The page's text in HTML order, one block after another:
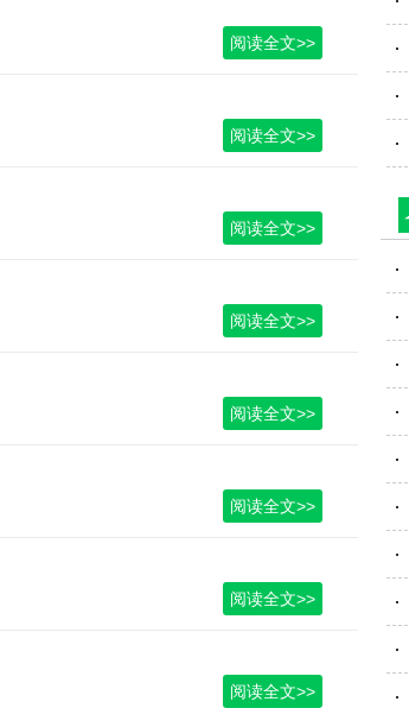
阅读全文>>
阅读全文>>
阅读全文>>
阅读全文>>
阅读全文>>
阅读全文>>
阅读全文>>
阅读全文>>